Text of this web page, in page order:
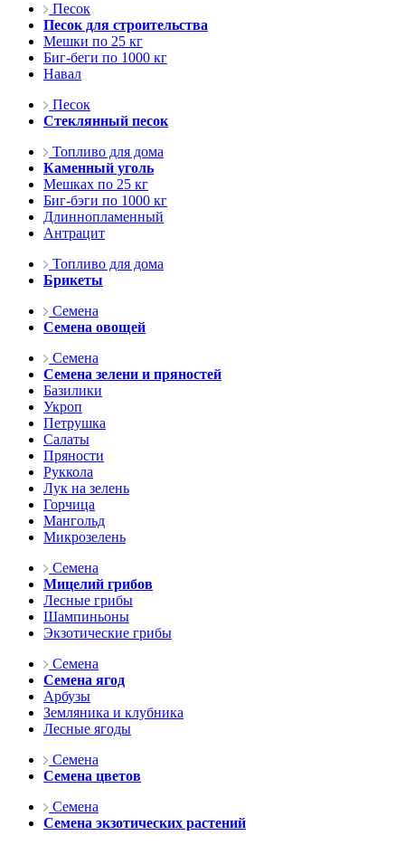
Песок
Песок для строительства
Мешки по 25 кг
Биг-беги по 1000 кг
Навал
Песок
Стеклянный песок
Топливо для дома
Каменный уголь
Мешках по 25 кг
Биг-бэги по 1000 кг
Длиннопламенный
Антрацит
Топливо для дома
Брикеты
Семена
Семена овощей
Семена
Семена зелени и пряностей
Базилики
Укроп
Петрушка
Салаты
Пряности
Руккола
Лук на зелень
Горчица
Мангольд
Микрозелень
Семена
Мицелий грибов
Лесные грибы
Шампиньоны
Экзотические грибы
Семена
Семена ягод
Арбузы
Земляника и клубника
Лесные ягоды
Семена
Семена цветов
Семена
Семена экзотических растений